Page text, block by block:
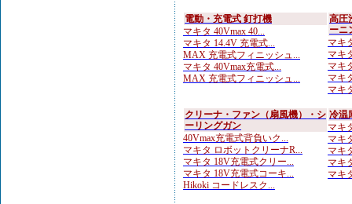
電動・充電式 釘打機
マキタ 40Vmax 40...
マキタ 14.4V 充電式...
MAX 充電式フィニッシュ...
マキタ 40Vmax充電式...
MAX 充電式フィニッシュ...
高圧
ーニ
マキ
マキ
マキ
マキ
マキ
クリーナ・ファン（扇風機）・シ
ーリングガン
40Vmax充電式背負いク...
マキタ ロボットクリーナR...
マキタ 18V充電式クリー...
マキタ 18V充電式コーキ...
Hikoki コードレスク...
冷温
マキ
マキ
マキ
マキ
マキ